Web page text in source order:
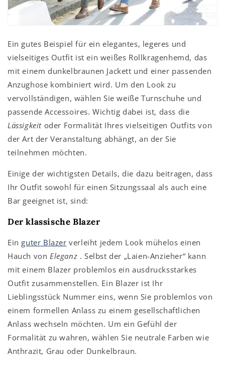
Ein gutes Beispiel für ein elegantes, legeres und
vielseitiges Outfit ist ein weißes Rollkragenhemd, das
mit einem dunkelbraunen Jackett und einer passenden
Anzughose kombiniert wird. Um den Look zu
vervollständigen, wählen Sie weiße Turnschuhe und
passende Accessoires. Wichtig dabei ist, dass die
Lässigkeit oder Formalität Ihres vielseitigen Outfits von
der Art der Veranstaltung abhängt, an der Sie
teilnehmen möchten.
Einige der wichtigsten Details, die dazu beitragen, dass
Ihr Outfit sowohl für einen Sitzungssaal als auch eine
Bar geeignet ist, sind:
Der klassische Blazer
Ein guter Blazer verleiht jedem Look mühelos einen
Hauch von Eleganz . Selbst der „Laien-Anzieher“ kann
mit einem Blazer problemlos ein ausdrucksstarkes
Outfit zusammenstellen. Ein Blazer ist Ihr
Lieblingsstück Nummer eins, wenn Sie problemlos von
einem formellen Anlass zu einem gesellschaftlichen
Anlass wechseln möchten. Um ein Gefühl der
Formalität zu wahren, wählen Sie neutrale Farben wie
Anthrazit, Grau oder Dunkelbraun.